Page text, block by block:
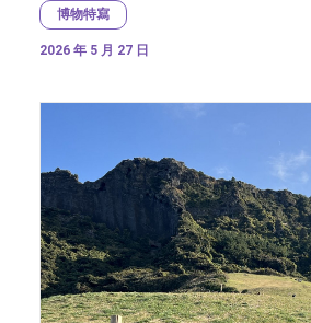
博物特寫
2026 年 5 月 27 日